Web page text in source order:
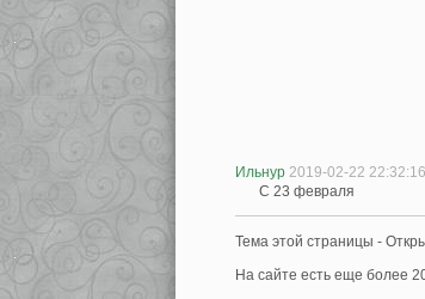
Ильнур 2019-02-22 22:32:16
С 23 февраля
Тема этой страницы -
На сайте есть еще более